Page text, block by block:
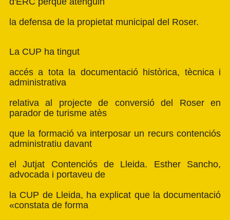
la defensa de la propietat municipal del Roser.
La CUP ha tingut
accés a tota la documentació històrica, tècnica i
administrativa
relativa al projecte de conversió del Roser en
parador de turisme atès
que la formació va interposar un recurs contenciós
administratiu davant
el Jutjat Contenciós de Lleida. Esther Sancho,
advocada i portaveu de
la CUP de Lleida, ha explicat que la documentació
«constata de forma